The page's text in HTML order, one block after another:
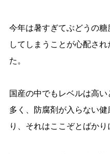
今年は暑すぎてぶどうの
してしまうことが心配さ
た。
国産の中でもレベルは高
多く、防腐剤が入らない
り、それはここぞとばかり